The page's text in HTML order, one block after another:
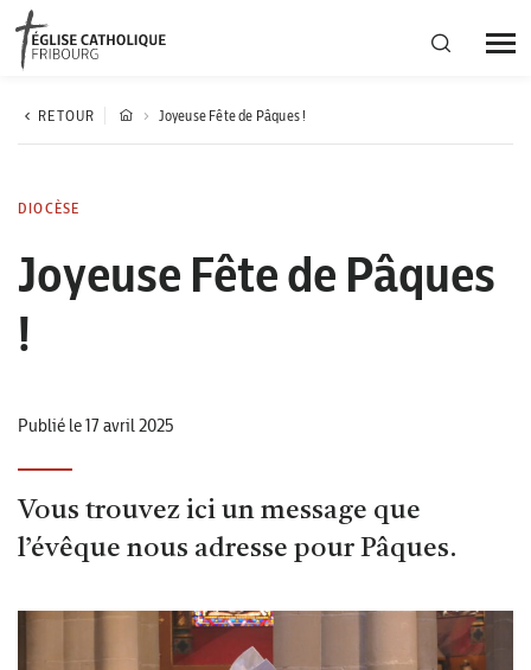
Région diocésaine
Agenda
Corporation cantonale
RETOUR Joyeuse Fête de Pâques !
DIOCÈSE
Joyeuse Fête de Pâques
!
Publié le 17 avril 2025
Vous trouvez ici un message que
l’évêque nous adresse pour Pâques.